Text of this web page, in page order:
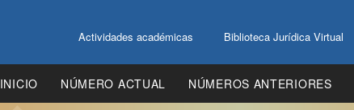
Actividades académicas Biblioteca Jurídica Virtual
INICIO NÚMERO ACTUAL NÚMEROS ANTERIORES